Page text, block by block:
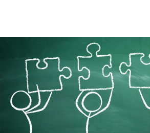
DIRECCIÓN Y GESTIÓN